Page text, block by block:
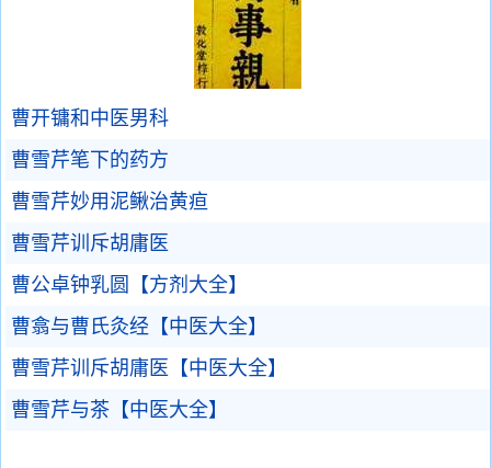
曹开镛和中医男科
曹雪芹笔下的药方
曹雪芹妙用泥鳅治黄疸
曹雪芹训斥胡庸医
曹公卓钟乳圆【方剂大全】
曹翕与曹氏灸经【中医大全】
曹雪芹训斥胡庸医【中医大全】
曹雪芹与茶【中医大全】